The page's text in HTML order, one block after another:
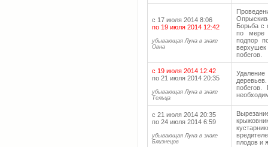
с 17 июля 2014 8:06
по 19 июля 2014 12:42
убывающая Луна в знаке
Овна
Борьба с
по мере
подпор
побегов.
с 19 июля 2014 12:42
по 21 июля 2014 20:35
убывающая Луна в знаке
Тельца
побегов.
с 21 июля 2014 20:35
по 24 июля 2014 6:59
убывающая Луна в знаке
Близнецов
плодов и